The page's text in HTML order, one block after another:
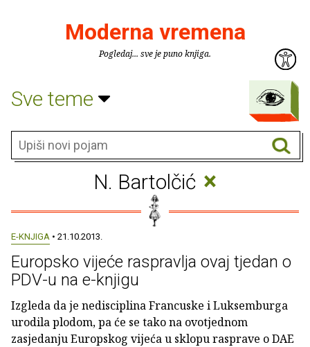
Moderna vremena
Pogledaj... sve je puno knjiga.
Sve teme
N. Bartolčić ×
E-KNJIGA • 21.10.2013.
Europsko vijeće raspravlja ovaj tjedan o
PDV-u na e-knjigu
Izgleda da je nedisciplina Francuske i Luksemburga
urodila plodom, pa će se tako na ovotjednom
zasjedanju Europskog vijeća u sklopu rasprave o DAE